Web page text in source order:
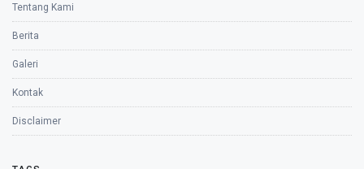
Tentang Kami
Berita
Galeri
Kontak
Disclaimer